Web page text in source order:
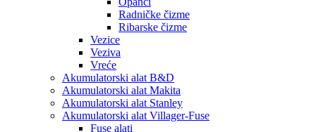
Radničke čizme
Ribarske čizme
Vezice
Veziva
Vreće
Akumulatorski alat B&D
Akumulatorski alat Makita
Akumulatorski alat Stanley
Akumulatorski alat Villager-Fuse
Fuse alati